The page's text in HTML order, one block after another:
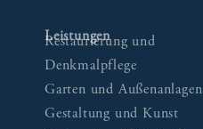
Leistungen
Restaurierung und
Denkmalpflege
Garten und Außenanlagen
Gestaltung und Kunst